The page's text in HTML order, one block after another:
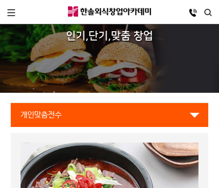
인기,단기,맞춤 창업
개인맞춤전수